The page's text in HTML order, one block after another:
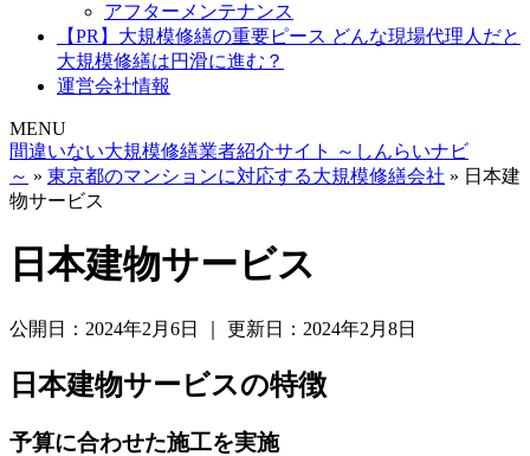
アフターメンテナンス
【PR】大規模修繕の重要ピース どんな現場代理人だと
大規模修繕は円滑に進む？
運営会社情報
MENU
間違いない大規模修繕業者紹介サイト ～しんらいナビ
～ » 東京都のマンションに対応する大規模修繕会社 » 日本建
物サービス
日本建物サービス
公開日：2024年2月6日 更新日：2024年2月8日
日本建物サービスの特徴
予算に合わせた施工を実施